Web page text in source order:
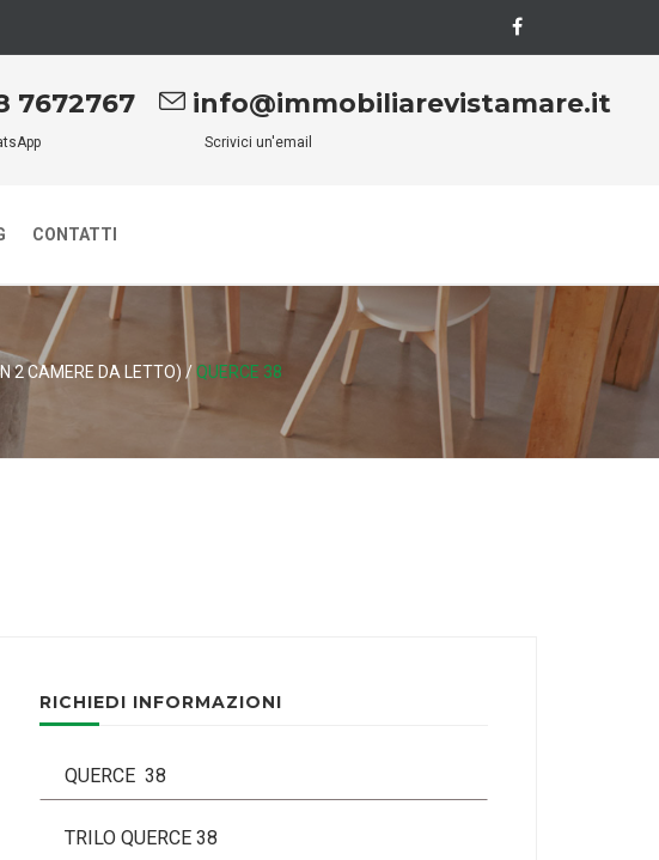
7672767 info@immobiliarevistamare.it
Scrivici un'email
CONTATTI
2 CAMERE DA LETTO) /QUERCE 38
RICHIEDI INFORMAZIONI